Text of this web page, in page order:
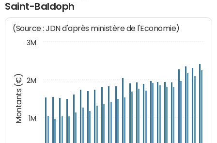
Saint-Baldoph
Montants (€)
(Source : JDN d'après ministère de l'Economie)
1M
2M
3M